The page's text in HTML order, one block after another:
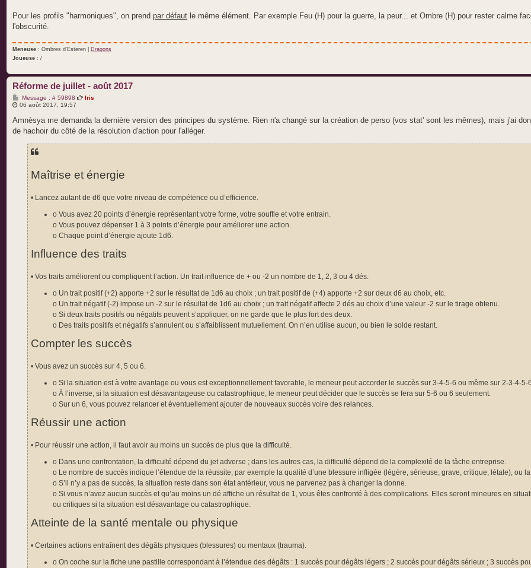
Pour les profils "harmoniques", on prend par défaut le même élément. Par exemple Feu (H) pour la guerre, la peur... et Ombre (H) pour rester calme
l'obscurité.
Meneuse : Ombres d'Esteren | Dragons
Joueuse : /
Réforme de juillet - août 2017
Message : # 59898M
e
s
g
Iris
06 août 2017, 19:57
Amnèsya me demanda la dernière version des principes du système. Rien n'a changé sur la création de perso (vos stat' sont les mêmes), mais j'ai
de hachoir du côté de la résolution d'action pour l'alléger.
Maîtrise et énergie
• Lancez autant de d6 que votre niveau de compétence ou d’efficience.
o Vous avez 20 points d’énergie représentant votre forme, votre souffle et votre entrain.
o Vous pouvez dépenser 1 à 3 points d’énergie pour améliorer une action.
o Chaque point d’énergie ajoute 1d6.
Influence des traits
• Vos traits améliorent ou compliquent l’action. Un trait influence de + ou -2 un nombre de 1, 2, 3 ou 4 dés.
o Un trait positif (+2) apporte +2 sur le résultat de 1d6 au choix ; un trait positif de (+4) apporte +2 sur deux d6 au choix, etc.
o Un trait négatif (-2) impose un -2 sur le résultat de 1d6 au choix ; un trait négatif affecte 2 dés au choix d’une valeur -2 sur le tirage obtenu.
o Si deux traits positifs ou négatifs peuvent s’appliquer, on ne garde que le plus fort des deux.
o Des traits positifs et négatifs s’annulent ou s’affaiblissent mutuellement. On n’en utilise aucun, ou bien le solde restant.
Compter les succès
• Vous avez un succès sur 4, 5 ou 6.
o Si la situation est à votre avantage ou vous est exceptionnellement favorable, le meneur peut accorder le succès sur 3-4-5-6 ou même sur 2-3-4-5-
o À l’inverse, si la situation est désavantageuse ou catastrophique, le meneur peut décider que le succès se fera sur 5-6 ou 6 seulement.
o Sur un 6, vous pouvez relancer et éventuellement ajouter de nouveaux succès voire des relances.
Réussir une action
• Pour réussir une action, il faut avoir au moins un succès de plus que la difficulté.
o Dans une confrontation, la difficulté dépend du jet adverse ; dans les autres cas, la difficulté dépend de la complexité de la tâche entreprise.
o Le nombre de succès indique l’étendue de la réussite, par exemple la qualité d’une blessure infligée (légère, sérieuse, grave, critique, létale), ou
o S’il n’y a pas de succès, la situation reste dans son état antérieur, vous ne parvenez pas à changer la donne.
o Si vous n’avez aucun succès et qu’au moins un dé affiche un résultat de 1, vous êtes confronté à des complications. Elles seront mineures en
ou critiques si la situation est désavantage ou catastrophique.
Atteinte de la santé mentale ou physique
• Certaines actions entraînent des dégâts physiques (blessures) ou mentaux (trauma).
o On coche sur la fiche une pastille correspondant à l’étendue des dégâts : 1 succès pour dégâts légers ; 2 succès pour dégâts sérieux ; 3 succès